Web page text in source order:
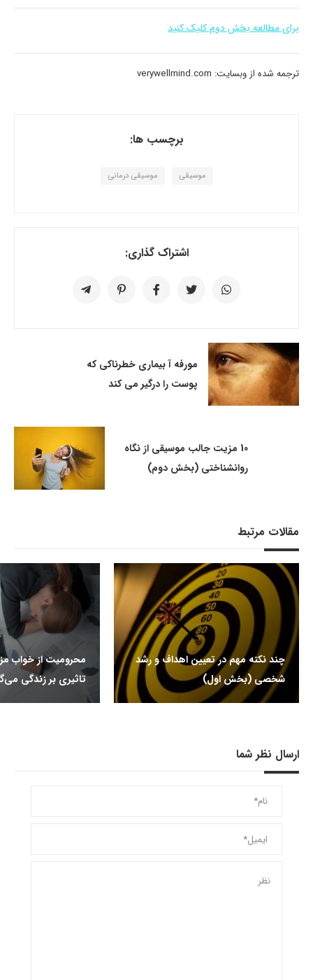
برای مطالعه بخش دوم کلیک کنید
ترجمه شده از وبسایت: verywellmind.com
برچسب ها:
موسیقی موسیقی درمانی
اشتراک گذاری:
مورفه آ بیماری خطرناکی که
پوست را درگیر می کند
10 مزیت جالب موسیقی از نگاه
روانشناختی (بخش دوم)
مقالات مرتبط
چند نکته مهم در تعیین اهداف و رشد
شخصی (بخش اول)
محرومیت از خواب
تاثیری بر زندگی
ارسال نظر شما